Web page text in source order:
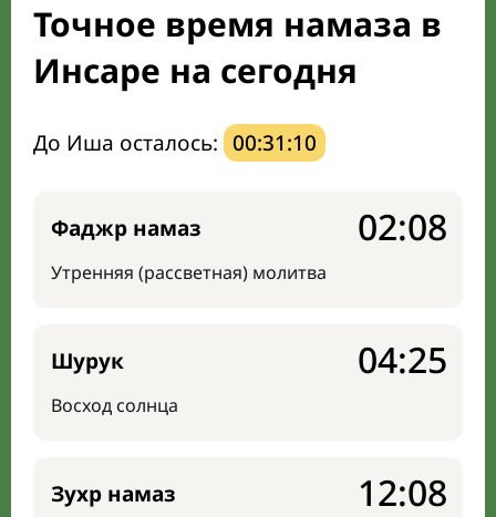
Направление киблы
Точное время намаза в
Инсаре на сегодня
До Иша осталось: 00:31:09
Фаджр намаз
Утренняя (рассветная) молитва
02:08
Шурук
Восход солнца
04:25
Зухр намаз 12:08